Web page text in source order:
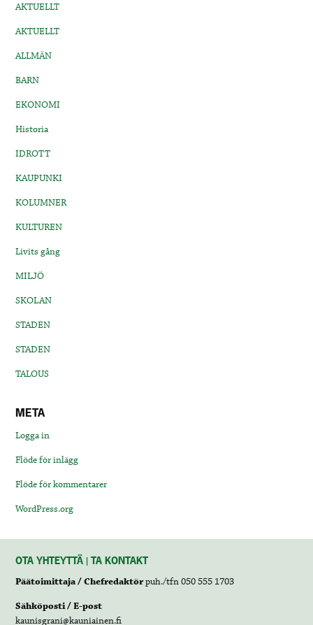
AKTUELLT
AKTUELLT
ALLMÄN
BARN
EKONOMI
Historia
IDROTT
KAUPUNKI
KOLUMNER
KULTUREN
Livits gång
MILJÖ
SKOLAN
STADEN
STADEN
TALOUS
META
Logga in
Flöde för inlägg
Flöde för kommentarer
WordPress.org
OTA YHTEYTTÄ | TA KONTAKT
Päätoimittaja / Chefredaktörpuh./tfn 050 555 1703
Sähköposti / E-post
kaunisgrani@kauniainen.fi